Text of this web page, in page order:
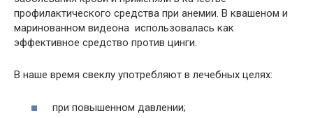
профилактического средства при анемии. В квашеном и
маринованном видеона использовалась как
эффективное средство против цинги.
В наше время свеклу употребляют в лечебных целях:
при повышенном давлении;